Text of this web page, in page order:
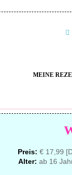
MEINE
Preis: € 17,99
Alter: ab 16